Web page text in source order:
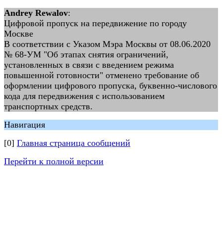
Andrey Rewalov:
Цифровой пропуск на передвижение по городу
Москве
В соответствии с Указом Мэра Москвы от 08.06.2020
№ 68-УМ "Об этапах снятия ограничений,
установленных в связи с введением режима
повышенной готовности" отменено требование об
оформлении цифрового пропуска, буквенно-числового
кода для передвижения с использованием
транспортных средств.
Навигация
[0] Главная страница сообщений
Перейти к полной версии